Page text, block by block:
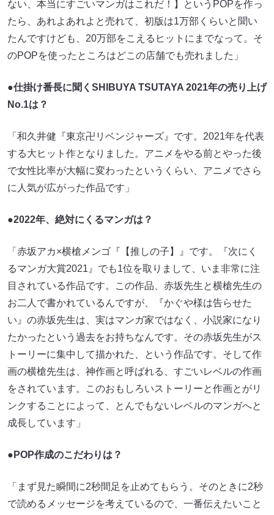
ない、本当にすごいマンガはこれだ！】というPOPを作っ
たら、あれよあれよと売れて、初版は1万部くらいと聞い
たんですけども、20万部をこえるヒットにまでなって。そ
のPOPを使ったところはどこの店舗でも売れました」
●仕掛け番長に聞くSHIBUYA TSUTAYA 2021年の売り上げ
No.1は？
「和久井健『東京卍リベンジャーズ』です。2021年を代表
する大ヒット作となりました。アニメをやる前とやった後
で女性比率が大幅に変わったというくらい、アニメでさら
に人気が広がった作品です」
●2022年、絶対にくるマンガは？
「赤坂アカ×横槍メンゴ『【推しの子】』です。『次にく
るマンガ大賞2021』でも1位を取りまして、いま非常に注
目されている作品です。この作品、赤坂先生と横槍先生の
お二人で書かれているんですが、『かぐや様は告らせた
い』の赤坂先生は、実はマンガ家ではなく、小説家になり
たかったという過去をお持ちなんです。その赤坂先生がス
トーリーに集中して描かれた、という作品です。そして作
画の横槍先生は、神作画と呼ばれる、すごいレベルの作画
をされています。このおもしろいストーリーと作画とがリ
ンクすることによって、とんでもないレベルのマンガへと
成長しています」
●POP作成のこだわりは？
「まず見た瞬間に2秒間足を止めてもらう。そのときに2秒
で読めるメッセージを考えているので、一番伝えたいこと